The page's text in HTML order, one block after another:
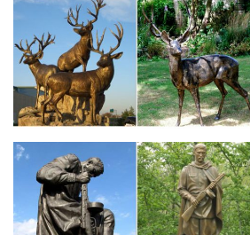
Виды декоративно- прикладного
1Виды и техники декоративно-
Художественная обработка дерева.В
геометрической, в контурной резьбе
образом изобразительные мотивы:
животных, птиц, человека,
Скульптура как вид искусства
Например, медаль — рельефное
символов, располагающихся с двух
статуэтки идолов, почитавшихся в
изображением распятого Христа.Виды